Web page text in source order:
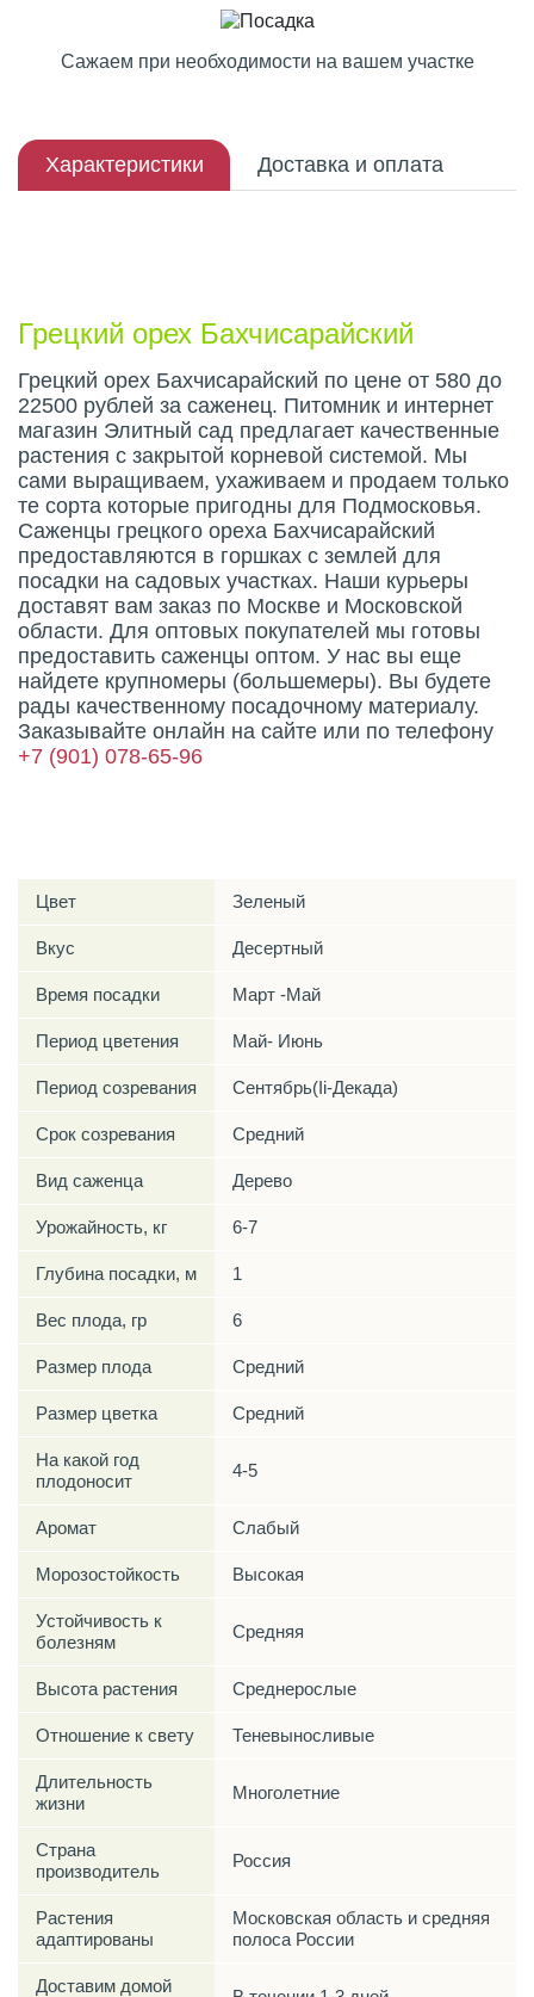
Сажаем при необходимости на вашем участке
Характеристики Доставка и оплата
Грецкий орех Бахчисарайский
Грецкий орех Бахчисарайский по цене от 580 до
22500 рублей за саженец. Питомник и интернет
магазин Элитный сад предлагает качественные
растения с закрытой корневой системой. Мы
сами выращиваем, ухаживаем и продаем только
те сорта которые пригодны для Подмосковья.
Саженцы грецкого ореха Бахчисарайский
предоставляются в горшках с землей для
посадки на садовых участках. Наши курьеры
доставят вам заказ по Москве и Московской
области. Для оптовых покупателей мы готовы
предоставить саженцы оптом. У нас вы еще
найдете крупномеры (большемеры). Вы будете
рады качественному посадочному материалу.
Заказывайте онлайн на сайте или по телефону
+7 (901) 078-65-96
Цвет Зеленый
Вкус Десертный
Время посадки Март -Май
Период цветения Май- Июнь
Период созревания Сентябрь(Ii-Декада)
Срок созревания Средний
Вид саженца Дерево
Урожайность, кг 6-7
Глубина посадки, м 1
Вес плода, гр 6
Размер плода Средний
Размер цветка Средний
На какой год
плодоносит
4-5
Аромат Слабый
Морозостойкость Высокая
Устойчивость к
болезням
Средняя
Высота растения Среднерослые
Отношение к свету Теневыносливые
Длительность
жизни
Многолетние
Страна
производитель
Россия
Растения
адаптированы
Московская область и средняя
полоса России
Доставим домой